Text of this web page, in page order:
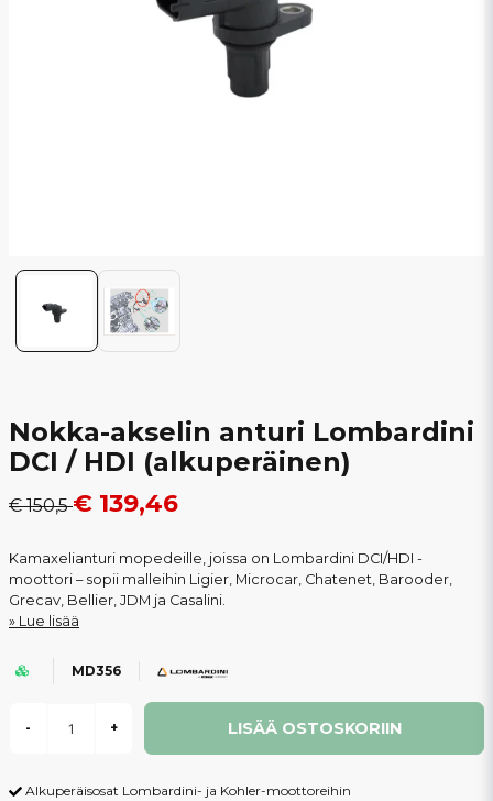
Nokka-akselin anturi Lombardini
DCI / HDI (alkuperäinen)
€ 150,5€ 139,46
Kamaxelianturi mopedeille, joissa on Lombardini DCI/HDI -
moottori – sopii malleihin Ligier, Microcar, Chatenet, Barooder,
Grecav, Bellier, JDM ja Casalini.
Lue lisää
MD356
- + LISÄÄ OSTOSKORIIN
Alkuperäisosat Lombardini- ja Kohler-moottoreihin